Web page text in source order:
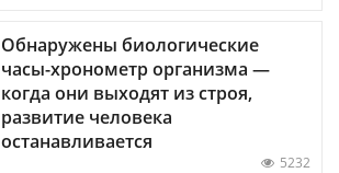
Обнаружены биологические
часы-хронометр организма —
когда они выходят из строя,
развитие человека
останавливается
5232